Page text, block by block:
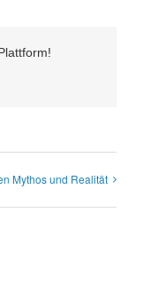
Mythos und Realität